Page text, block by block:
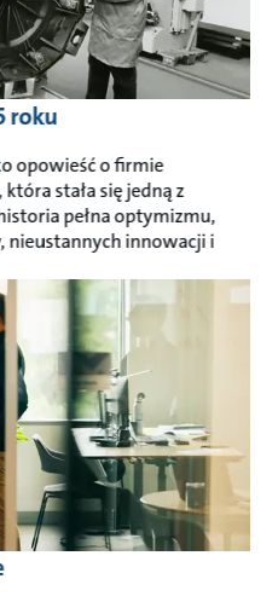
roku
opowieść o firmie
stała się jedną z
pełna optymizmu,
nieustannych innowacji i